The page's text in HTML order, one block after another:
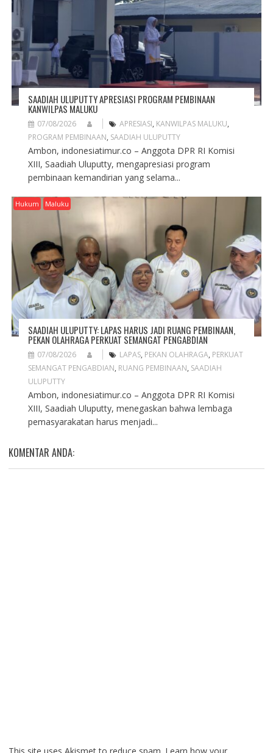
SAADIAH ULUPUTTY APRESIASI PROGRAM PEMBINAAN
KANWILPAS MALUKU
07/08/2026 APRESIASI, KANWILPAS MALUKU,
PROGRAM PEMBINAAN, SAADIAH ULUPUTTY
Ambon, indonesiatimur.co – Anggota DPR RI Komisi
XIII, Saadiah Uluputty, mengapresiasi program
pembinaan kemandirian yang selama...
Hukum Maluku
SAADIAH ULUPUTTY: LAPAS HARUS JADI RUANG PEMBINAAN,
PEKAN OLAHRAGA PERKUAT SEMANGAT PENGABDIAN
07/08/2026 LAPAS, PEKAN OLAHRAGA, PERKUAT
SEMANGAT PENGABDIAN, RUANG PEMBINAAN, SAADIAH
ULUPUTTY
Ambon, indonesiatimur.co – Anggota DPR RI Komisi
XIII, Saadiah Uluputty, menegaskan bahwa lembaga
pemasyarakatan harus menjadi...
KOMENTAR ANDA: